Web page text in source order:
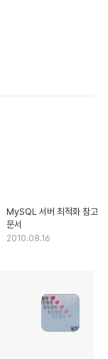
MySQL 서버 최적화 참고
문서
2010.08.16